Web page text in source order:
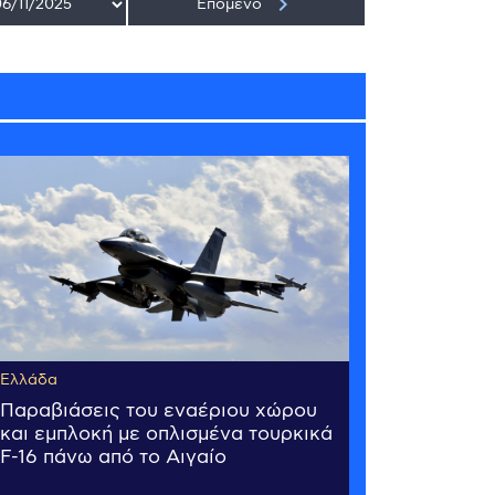
Επόμενο
Ελλάδα
Παραβιάσεις του εναέριου χώρου
και εμπλοκή με οπλισμένα τουρκικά
F-16 πάνω από το Αιγαίο